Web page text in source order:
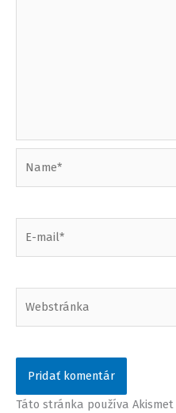
Táto stránka používa